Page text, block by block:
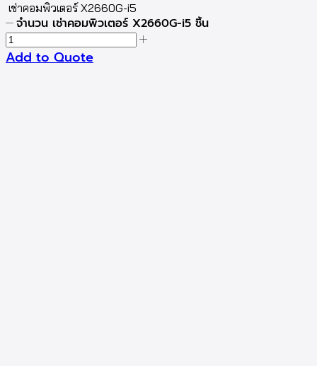
เช่าคอมพิวเตอร์ X2660G-i5
จำนวน เช่าคอมพิวเตอร์ X2660G-i5 ชิ้น
Add to Quote